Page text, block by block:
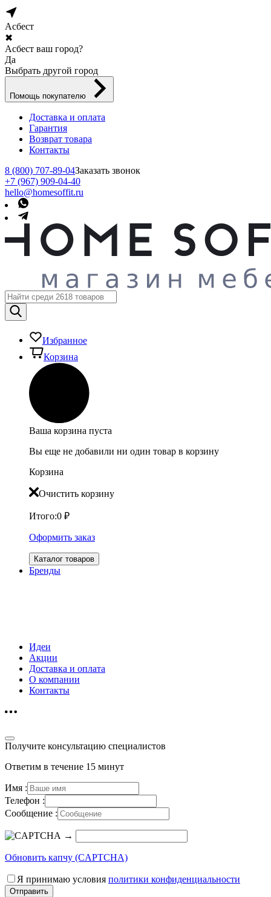
Асбест
✖
Асбест ваш город?
Да
Выбрать другой город
Помощь покупателю
Доставка и оплата
Гарантия
Возврат товара
Контакты
8 (800) 707-89-04Заказать звонок
+7 (967) 909-04-40
hello@homesoffit.ru
Избранное
Корзина
Ваша корзина пуста
Вы еще не добавили ни один товар в корзину
Корзина
Очистить корзину
Итого:0 ₽
Оформить заказ
Каталог товаров
Бренды
Идеи
Акции
Доставка и оплата
О компании
Контакты
Получите консультацию специалистов
Ответим в течение 15 минут
Имя :
Телефон :
Сообщение :
→
Обновить капчу (CAPTCHA)
Я принимаю условия политики конфиденциальности
Отправить